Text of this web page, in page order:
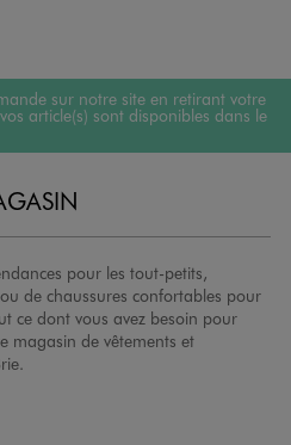
sur notre site en retirant votre
article(s) sont disponibles dans le
pour les tout-petits,
de chaussures confortables pour
ce dont vous avez besoin pour
magasin de vêtements et